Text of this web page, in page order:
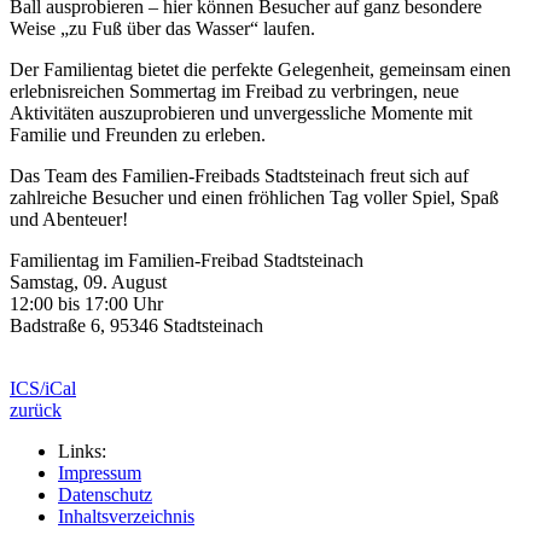
Ball ausprobieren – hier können Besucher auf ganz besondere
Weise „zu Fuß über das Wasser“ laufen.
Der Familientag bietet die perfekte Gelegenheit, gemeinsam einen
erlebnisreichen Sommertag im Freibad zu verbringen, neue
Aktivitäten auszuprobieren und unvergessliche Momente mit
Familie und Freunden zu erleben.
Das Team des Familien-Freibads Stadtsteinach freut sich auf
zahlreiche Besucher und einen fröhlichen Tag voller Spiel, Spaß
und Abenteuer!
Familientag im Familien-Freibad Stadtsteinach
Samstag, 09. August
12:00 bis 17:00 Uhr
Badstraße 6, 95346 Stadtsteinach
ICS/iCal
zurück
Links:
Impressum
Datenschutz
Inhaltsverzeichnis